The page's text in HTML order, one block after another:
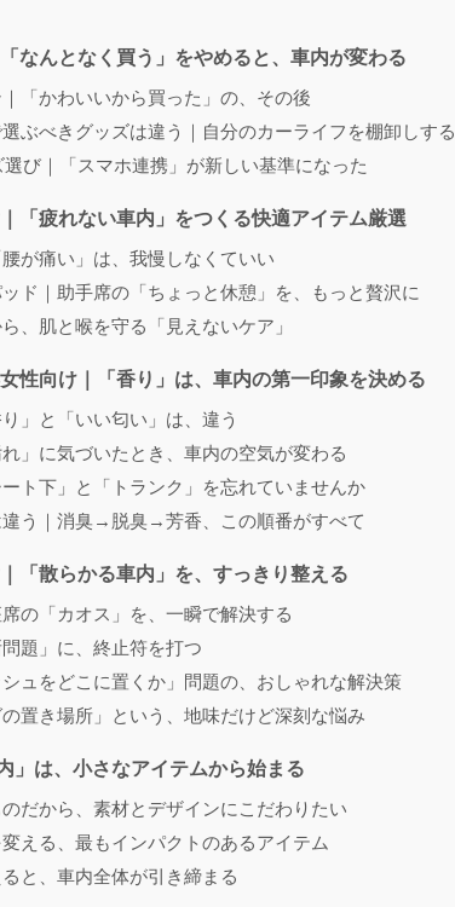
なんとなく買う」をやめると、車内が変わる
「かわいいから買った」の、その後
ぶべきグッズは違う｜自分のカーライフを棚卸しする
び｜「スマホ連携」が新しい基準になった
「疲れない車内」をつくる快適アイテム厳選
が痛い」は、我慢しなくていい
ド｜助手席の「ちょっと休憩」を、もっと贅沢に
、肌と喉を守る「見えないケア」
性向け｜「香り」は、車内の第一印象を決める
」と「いい匂い」は、違う
」に気づいたとき、車内の空気が変わる
ト下」と「トランク」を忘れていませんか
違う｜消臭→脱臭→芳香、この順番がすべて
「散らかる車内」を、すっきり整える
の「カオス」を、一瞬で解決する
題」に、終止符を打つ
ュをどこに置くか」問題の、おしゃれな解決策
置き場所」という、地味だけど深刻な悩み
」は、小さなアイテムから始まる
だから、素材とデザインにこだわりたい
える、最もインパクトのあるアイテム
と、車内全体が引き締まる